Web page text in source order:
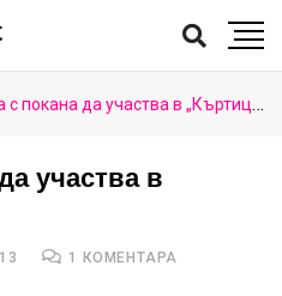
покана да участва в „Къртицата”
участва в
1 КОМЕНТАРА